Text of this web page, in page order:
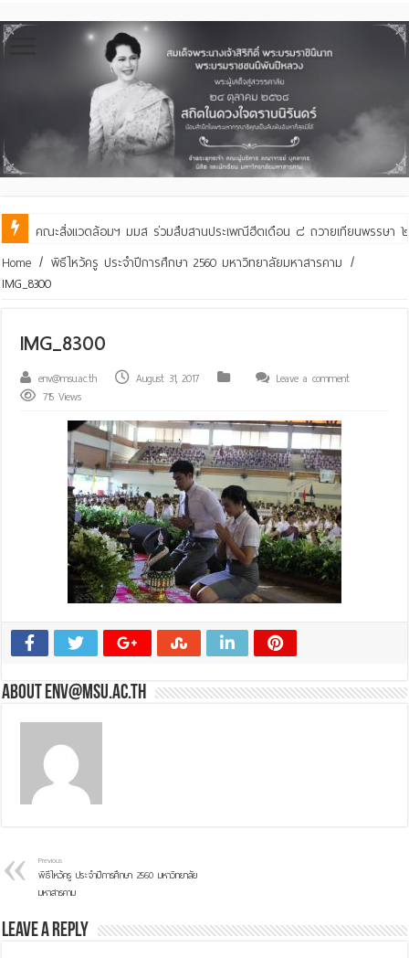
คณะสิ่งแวดล้อมฯ มมส ร่วมสืบสานประเพณีฮีตเดือน ๘ ถวายเทียนพรรษา ๒
Home / พิธีไหว้ครู ประจำปีการศึกษา 2560 มหาวิทยาลัยมหาสารคาม /
IMG_8300
IMG_8300
env@msu.ac.th August 31, 2017
Leave a comment
715 Views
About env@msu.ac.th
Previous
พิธีไหว้ครู ประจำปีการศึกษา 2560 มหาวิทยาลัย
มหาสารคาม
Leave a Reply